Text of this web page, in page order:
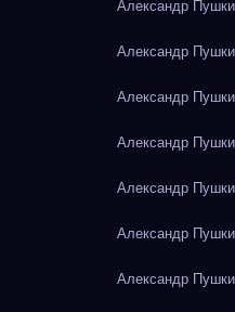
Александр
Александр
Александр
Александр
Александр
Александр
Александр